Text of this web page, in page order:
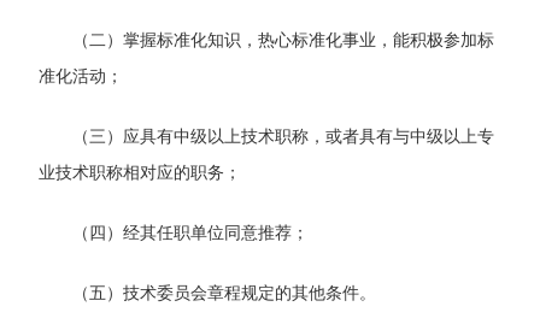
（二）掌握标准化知识，热心标准化事业，能积极参加标
准化活动；
（三）应具有中级以上技术职称，或者具有与中级以上专
业技术职称相对应的职务；
（四）经其任职单位同意推荐；
（五）技术委员会章程规定的其他条件。